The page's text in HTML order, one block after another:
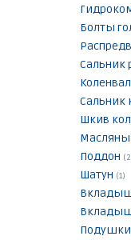
Болты
Сальник
Коленвал
Сальник
Шкив
Поддон
Шатун (1)
Подушки